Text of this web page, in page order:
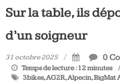
Sur la table, ils
d’un soigneur
31 octobre 2025 0
Temps de lecture : 12minutes
3bikes,AG2R,Alpecin,BigMat